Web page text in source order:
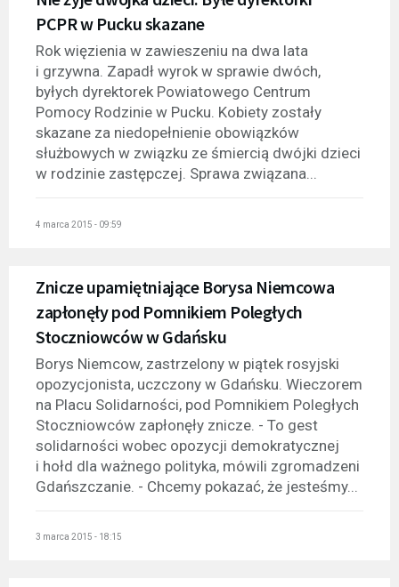
PCPR w Pucku skazane
Rok więzienia w zawieszeniu na dwa lata
i grzywna. Zapadł wyrok w sprawie dwóch,
byłych dyrektorek Powiatowego Centrum
Pomocy Rodzinie w Pucku. Kobiety zostały
skazane za niedopełnienie obowiązków
służbowych w związku ze śmiercią dwójki dzieci
w rodzinie zastępczej. Sprawa związana...
4 marca 2015 - 09:59
Znicze upamiętniające Borysa Niemcowa
zapłonęły pod Pomnikiem Poległych
Stoczniowców w Gdańsku
Borys Niemcow, zastrzelony w piątek rosyjski
opozycjonista, uczczony w Gdańsku. Wieczorem
na Placu Solidarności, pod Pomnikiem Poległych
Stoczniowców zapłonęły znicze. - To gest
solidarności wobec opozycji demokratycznej
i hołd dla ważnego polityka, mówili zgromadzeni
Gdańszczanie. - Chcemy pokazać, że jesteśmy...
3 marca 2015 - 18:15